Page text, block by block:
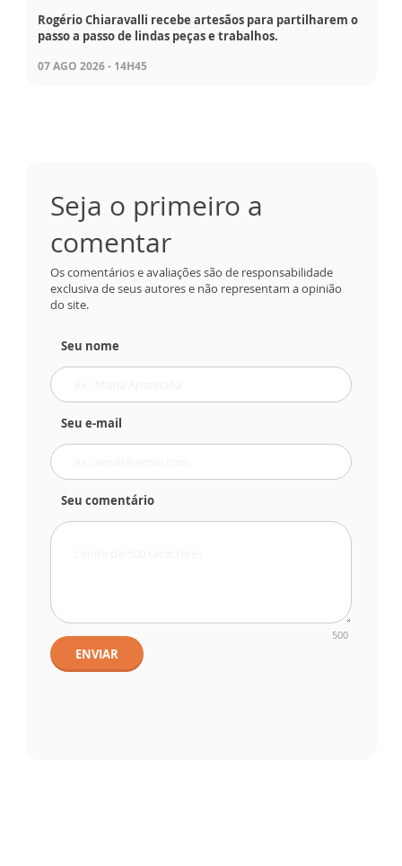
Rogério Chiaravalli recebe artesãos para partilharem o
passo a passo de lindas peças e trabalhos.
07 AGO 2026 - 14H45
Seja o primeiro a
comentar
Os comentários e avaliações são de responsabilidade
exclusiva de seus autores e não representam a opinião
do site.
Seu nome
Seu e-mail
Seu comentário
500
ENVIAR